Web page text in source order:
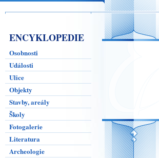
ENCYKLOPEDIE
Osobnosti
Události
Ulice
Objekty
Stavby, areály
Školy
Fotogalerie
Literatura
Archeologie